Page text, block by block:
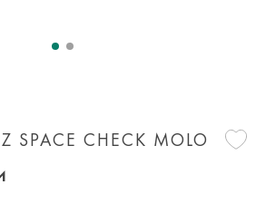
CHECK MOLO